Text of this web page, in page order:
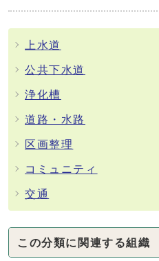
上水道
公共下水道
浄化槽
道路・水路
区画整理
コミュニティ
交通
この分類に関連する組織